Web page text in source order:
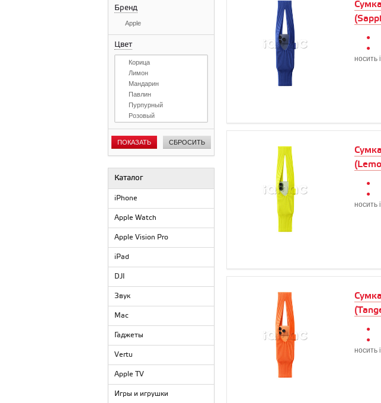
Бренд
Apple
Цвет
Корица
Лимон
Мандарин
Павлин
Пурпурный
Розовый
Черный
ПОКАЗАТЬ СБРОСИТЬ
Каталог
iPhone
Apple Watch
Apple Vision Pro
iPad
DJI
Звук
Mac
Гаджеты
Vertu
Apple TV
Игры и игрушки
носить
носить
носить